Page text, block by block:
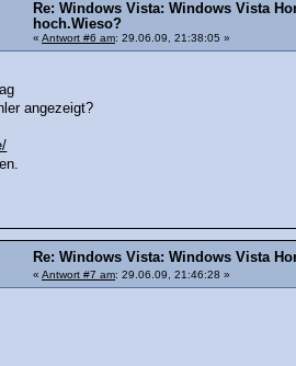
Re: Windows Vista: Windows Vista
hoch.Wieso?
« Antwort #6 am: 29.06.09, 21:38:05 »
angezeigt?
Re: Windows Vista: Windows Vista
« Antwort #7 am: 29.06.09, 21:46:28 »